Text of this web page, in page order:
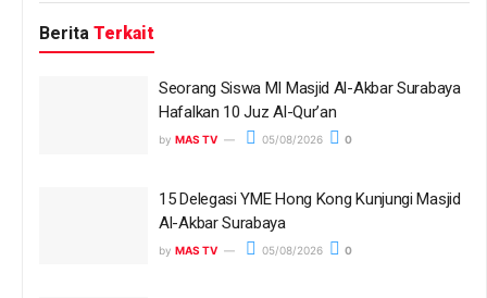
Berita Terkait
Seorang Siswa MI Masjid Al-Akbar Surabaya
Hafalkan 10 Juz Al-Qur’an
by MAS TV 05/08/2026 0
15 Delegasi YME Hong Kong Kunjungi Masjid
Al-Akbar Surabaya
by MAS TV 05/08/2026 0